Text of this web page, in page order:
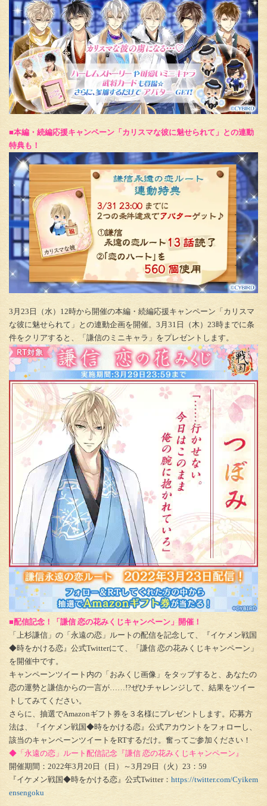
■本編・続編応援キャンペーン「カリスマな彼に魅せられて」との連動
特典も！
3月23日（水）12時から開催の本編・続編応援キャンペーン「カリスマ
な彼に魅せられて」との連動企画を開催。3月31日（木）23時までに条
件をクリアすると、「謙信のミニキャラ」をプレゼントします。
■配信記念！「謙信 恋の花みくじキャンペーン」開催！
「上杉謙信」の「永遠の恋」ルートの配信を記念して、『イケメン戦国
◆時をかける恋』公式Twitterにて、「謙信 恋の花みくじキャンペーン」
を開催中です。
キャンペーンツイート内の「おみくじ画像」をタップすると、あなたの
恋の運勢と謙信からの一言が……!?ぜひチャレンジして、結果をツイー
トしてみてください。
さらに、抽選でAmazonギフト券を３名様にプレゼントします。応募方
法は、『イケメン戦国◆時をかける恋』公式アカウントをフォローし、
該当のキャンペーンツイートをRTするだけ。奮ってご参加ください！
◆「永遠の恋」ルート配信記念『謙信 恋の花みくじキャンペーン』
開催期間：2022年3月20日（日）～3月29日（火）23：59
『イケメン戦国◆時をかける恋』公式Twitter： https://twitter.com/Cyikem
ensengoku